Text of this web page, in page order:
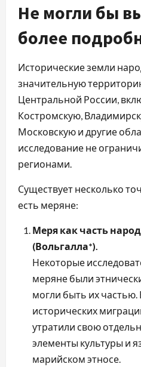
Не могли бы
более
Исторические земли
значительную
Центральной России,
Костромскую,
Московскую и другие
исследование не
регионами.
Существует несколько
есть меряне:
Меря как часть
(Вольгалла*).
Некоторые
меряне были
могли быть их частью.
исторических
утратили свою
элементы культуры и
марийском этносе.